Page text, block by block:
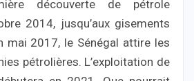
découverte de pétrole
2014, jusqu’aux gisements
mai 2017, le Sénégal attire les
pétrolières. L’exploitation de